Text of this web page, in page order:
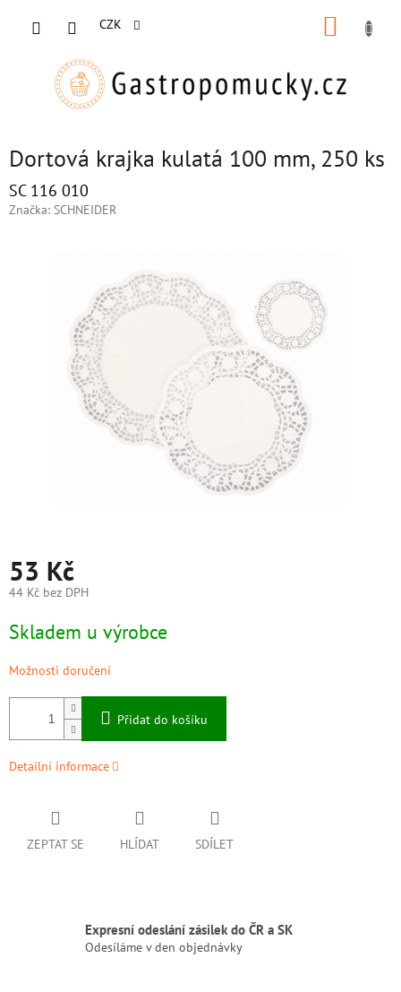
CZK
Dortová krajka kulatá 100 mm, 250 ks
SC 116 010
Značka: SCHNEIDER
53 Kč
44 Kč bez DPH
cena:
Skladem u výrobce
Možnosti doručení
Přidat do košíku
Detailní informace
ZEPTAT SE HLÍDAT SDÍLET
Expresní odeslání zásilek do ČR a SK
Odesíláme v den objednávky